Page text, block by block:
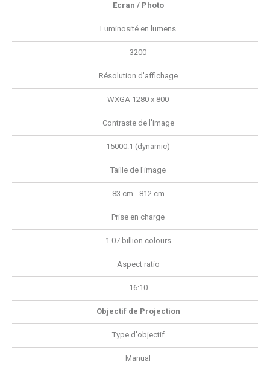
Ecran / Photo
Luminosité en lumens
3200
Résolution d'affichage
WXGA 1280 x 800
Contraste de l'image
15000:1 (dynamic)
Taille de l'image
83 cm - 812 cm
Prise en charge
1.07 billion colours
Aspect ratio
16:10
Objectif de Projection
Type d'objectif
Manual